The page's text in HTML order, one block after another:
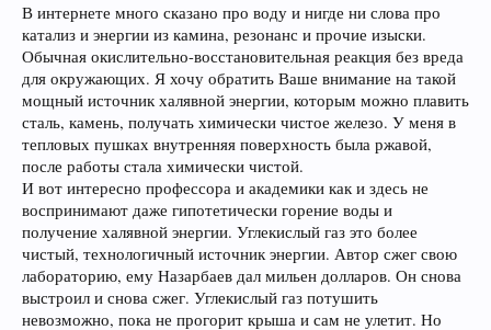
В интернете много сказано про воду и нигде ни слова про
катализ и энергии из камина, резонанс и прочие изыски.
Обычная окислительно-восстановительная реакция без вреда
для окружающих. Я хочу обратить Ваше внимание на такой
мощный источник халявной энергии, которым можно плавить
сталь, камень, получать химически чистое железо. У меня в
тепловых пушках внутренняя поверхность была ржавой,
после работы стала химически чистой.
И вот интересно профессора и академики как и здесь не
воспринимают даже гипотетически горение воды и
получение халявной энергии. Углекислый газ это более
чистый, технологичный источник энергии. Автор сжег свою
лабораторию, ему Назарбаев дал мильен долларов. Он снова
выстроил и снова сжег. Углекислый газ потушить
невозможно, пока не прогорит крыша и сам не улетит. Но